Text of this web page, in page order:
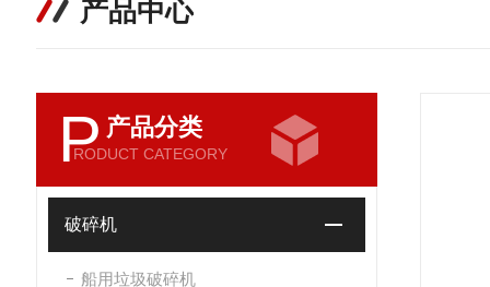
产品中心
P 产品分类
RODUCT CATEGORY
破碎机
船用垃圾破碎机